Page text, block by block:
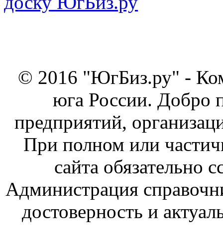
© 2016 "ЮгБиз.ру" -
юга России. Добро
предприятий,
При полном или
сайта обязательно
Администрация
достоверность и